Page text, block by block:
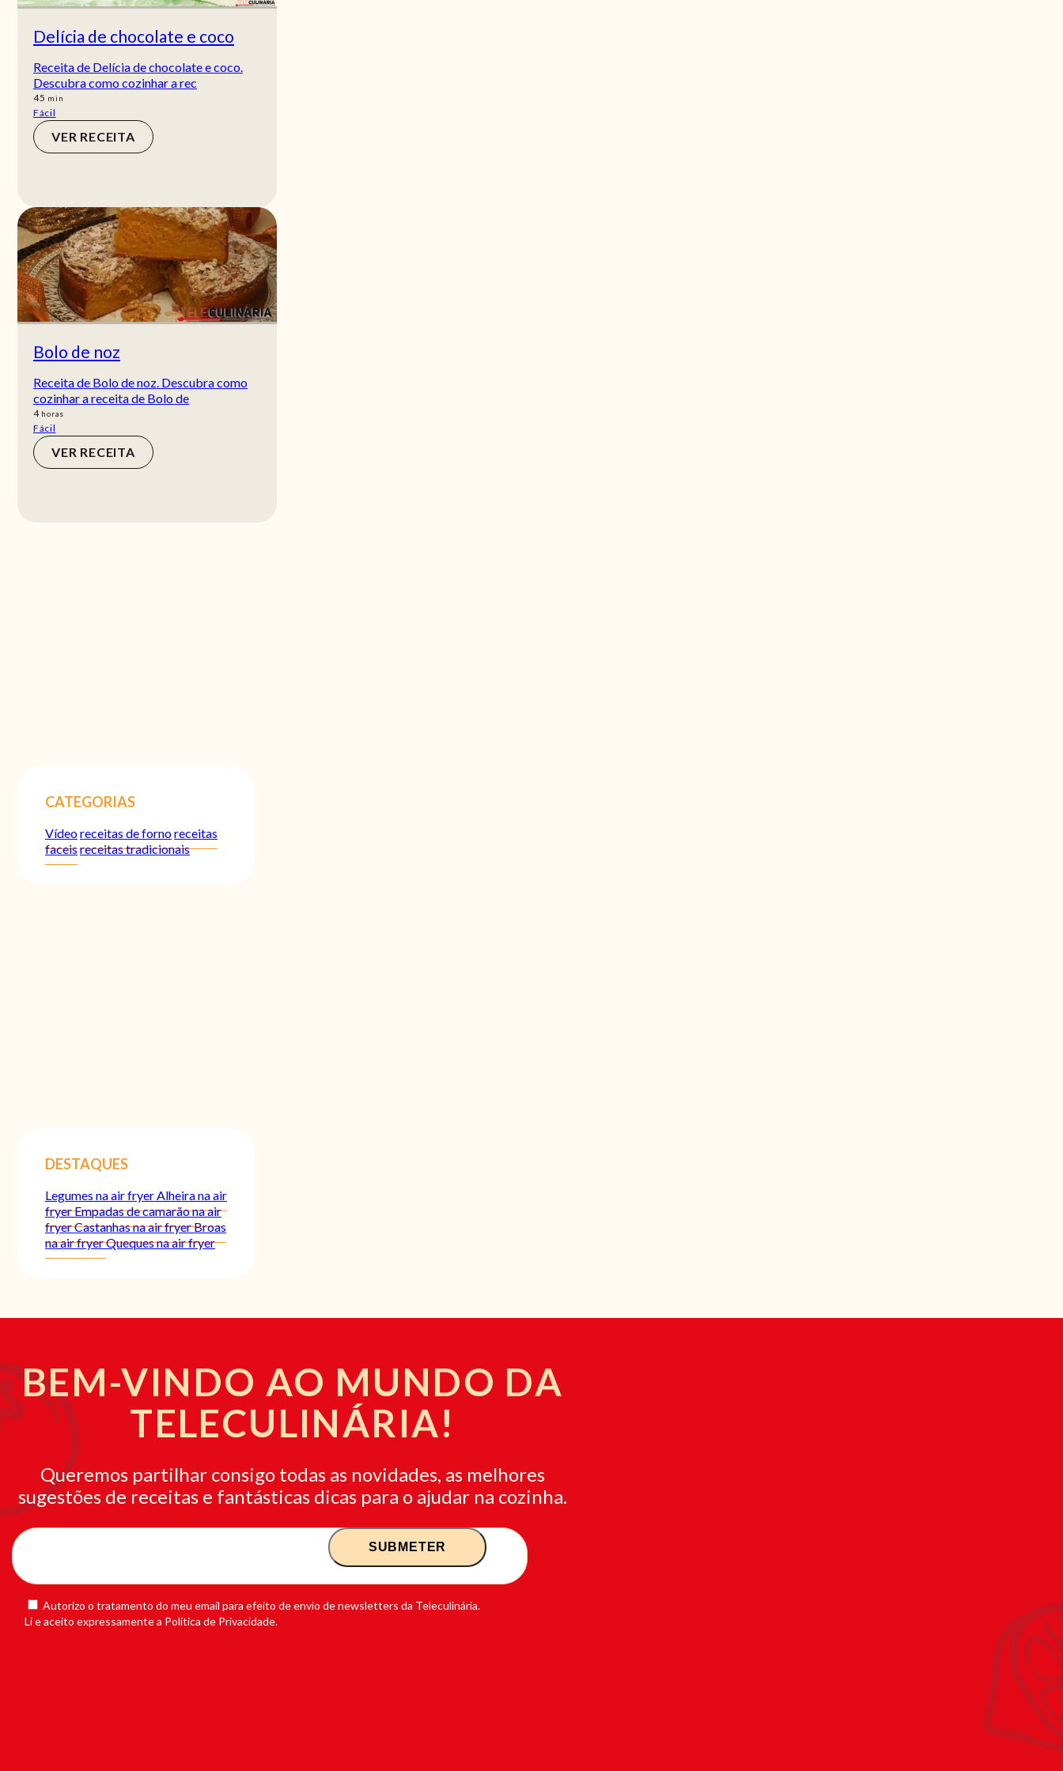
Delícia de chocolate e coco
Receita de Delícia de chocolate e coco.
Descubra como cozinhar a rec
45 min
min
Fácil
VER RECEITA
Bolo de noz
Receita de Bolo de noz. Descubra como
cozinhar a receita de Bolo de
4horas
horas
Fácil
VER RECEITA
CATEGORIAS
Vídeoreceitas de fornoreceitas
faceisreceitas tradicionais
DESTAQUES
Legumes na air fryer Alheira na air
fryerEmpadas de camarão na air
fryerCastanhas na air fryerBroas
na air fryerQueques na air fryer
BEM-VINDO AO MUNDO DA
TELECULINÁRIA!
Queremos partilhar consigo todas as novidades, as melhores
sugestões de receitas e fantásticas dicas para o ajudar na cozinha.
Autorizo o tratamento do meu email para efeito de envio de newsletters da Teleculinária.
Li e aceito expressamente a Política de Privacidade.